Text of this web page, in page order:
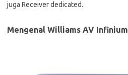
juga Receiver dedicated.
Mengenal Williams AV Infinium